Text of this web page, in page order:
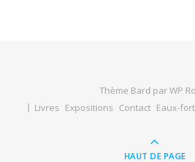
Thème Bard parWP
Livres Expositions Contact Eaux-
HAUT DE PAGE